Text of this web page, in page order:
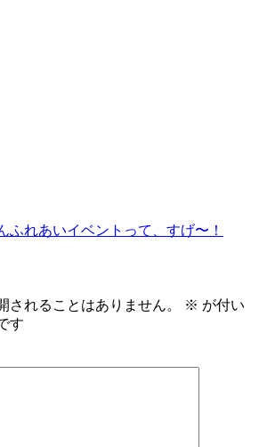
ふれあいイベントって、すげ〜！
されることはありません。 ※ が付い
す